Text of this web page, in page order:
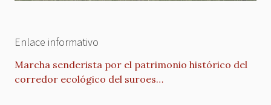
Enlace informativo
Marcha senderista por el patrimonio histórico del
corredor ecológico del suroes…